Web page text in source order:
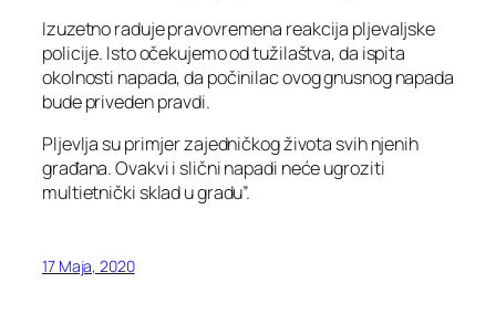
Izuzetno raduje pravovremena reakcija pljevaljske
policije. Isto očekujemo od tužilaštva, da ispita
okolnosti napada, da počinilac ovog gnusnog napada
bude priveden pravdi.
Pljevlja su primjer zajedničkog života svih njenih
građana. Ovakvi i slični napadi neće ugroziti
multietnički sklad u gradu”.
17 Maja, 2020